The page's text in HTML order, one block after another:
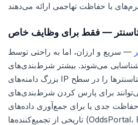
— فقط برای وظایف خاص
— سریع و ارزان، اما به راحتی توسط
می‌شوند. بیشتر شرط‌بندی‌های
بزرگ دامنه‌های IP دیتاسنترها را در سطح ASN مسدود
برای پارس کردن شرط‌بندی‌های
جدی یا برای جمع‌آوری داده‌های
تاریخی از تجمیع‌کننده‌ها (OddsPortal، FlashScore) که